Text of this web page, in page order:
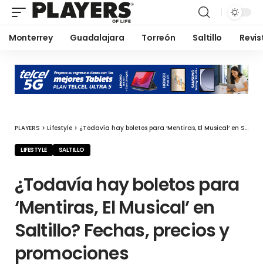
Monterrey Guadalajara Torreón Saltillo
PLAYERS > Lifestyle > ¿Todavía hay boletos para ‘Mentiras, El Musical’ en Saltillo? Fechas, precios y promociones
LIFESTYLE SALTILLO
¿Todavía hay boletos para
‘Mentiras, El Musical’ en
Saltillo? Fechas, precios y
promociones